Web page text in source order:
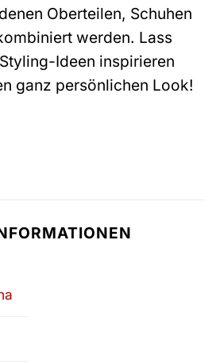
Oberteilen, Schuhen
werden. Lass
Ideen inspirieren
ganz persönlichen Look!